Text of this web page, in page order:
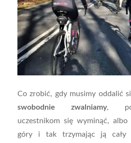
Co zrobić, gdy musimy oddalić
swobodnie zwalniamy,
uczestnikom się wyminąć,
góry i tak trzymając ją